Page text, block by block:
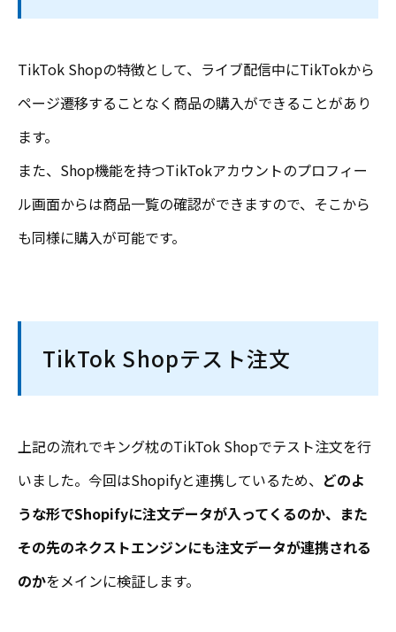
TikTok Shopの特徴として、ライブ配信中にTikTokから
ページ遷移することなく商品の購入ができることがあり
ます。
また、Shop機能を持つTikTokアカウントのプロフィー
ル画面からは商品一覧の確認ができますので、そこから
も同様に購入が可能です。
TikTok Shopテスト注文
上記の流れでキング枕のTikTok Shopでテスト注文を行
いました。今回はShopifyと連携しているため、 どのよ
うな形でShopifyに注文データが入ってくるのか、また
その先のネクストエンジンにも注文データが連携される
のかをメインに検証します。